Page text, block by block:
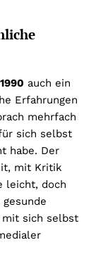
1990 auch ein
Erfahrungen
mehrfach
sich selbst
habe. Der
mit Kritik
leicht, doch
mit sich selbst